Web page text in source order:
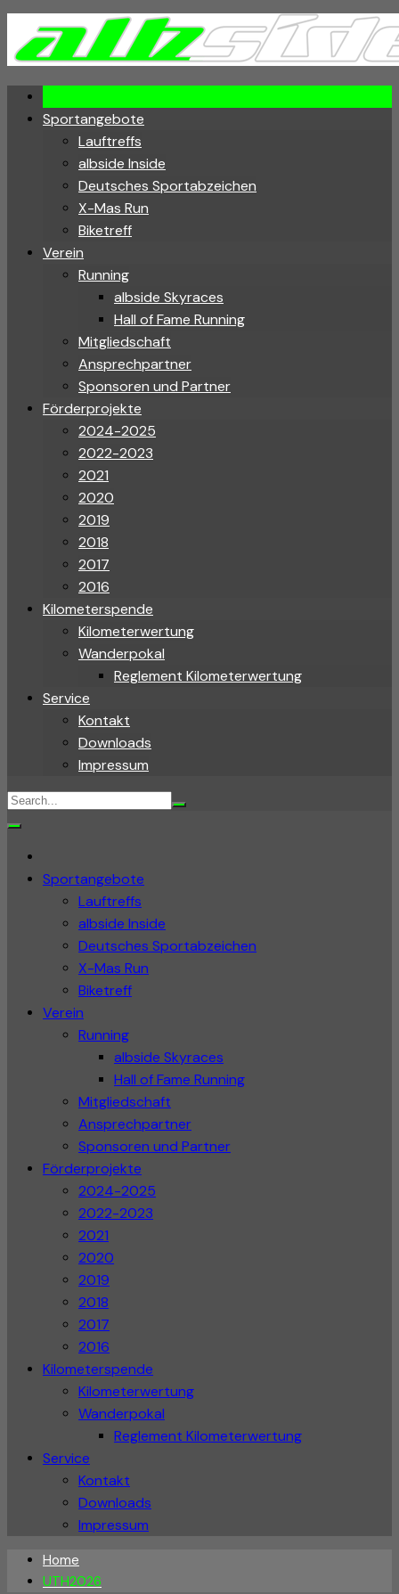
to
content
Sportangebote
Lauftreffs
albside Inside
Deutsches Sportabzeichen
X-Mas Run
Biketreff
Verein
Running
albside Skyraces
Hall of Fame Running
Mitgliedschaft
Ansprechpartner
Sponsoren und Partner
Förderprojekte
2024-2025
2022-2023
2021
2020
2019
2018
2017
2016
Kilometerspende
Kilometerwertung
Wanderpokal
Reglement Kilometerwertung
Service
Kontakt
Downloads
Impressum
Sportangebote
Lauftreffs
albside Inside
Deutsches Sportabzeichen
X-Mas Run
Biketreff
Verein
Running
albside Skyraces
Hall of Fame Running
Mitgliedschaft
Ansprechpartner
Sponsoren und Partner
Förderprojekte
2024-2025
2022-2023
2021
2020
2019
2018
2017
2016
Kilometerspende
Kilometerwertung
Wanderpokal
Reglement Kilometerwertung
Service
Kontakt
Downloads
Impressum
Home
UTH2026